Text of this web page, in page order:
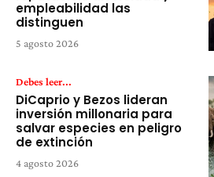
empleabilidad las
distinguen
5 agosto 2026
Debes leer...
DiCaprio y Bezos lideran
inversión millonaria para
salvar especies en peligro
de extinción
4 agosto 2026